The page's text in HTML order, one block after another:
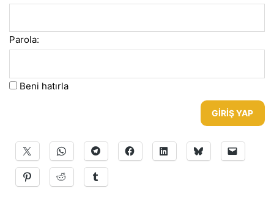
Parola:
Beni hatırla
GIRIŞ YAP